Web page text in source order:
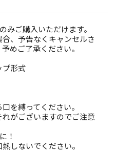
みご購入いただけます。
、予告なくキャンセルさ
めご了承ください。
プ形式
を縛ってください。
がございますのでご注意
！
しないでください。